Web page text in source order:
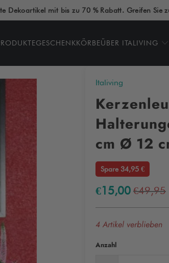
Dekoartikel mit bis zu 70 % Rabatt. Greifen Sie
GESCHENKKÖRBEÜBER ITALIVING
Italiving
cm Ø 12
Spare 34,95 €
€49,95
€15,00
4 Artikel verblieben
Anzahl